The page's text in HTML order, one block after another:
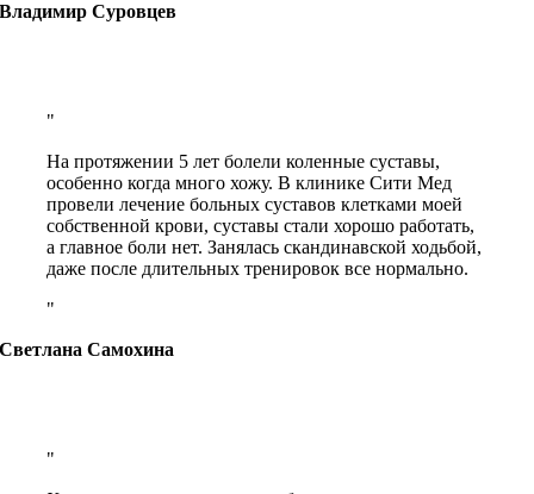
Владимир Суровцев
На протяжении 5 лет болели коленные суставы,
особенно когда много хожу. В клинике Сити Мед
провели лечение больных суставов клетками моей
собственной крови, суставы стали хорошо работать,
а главное боли нет. Занялась скандинавской ходьбой,
даже после длительных тренировок все нормально.
Светлана Самохина